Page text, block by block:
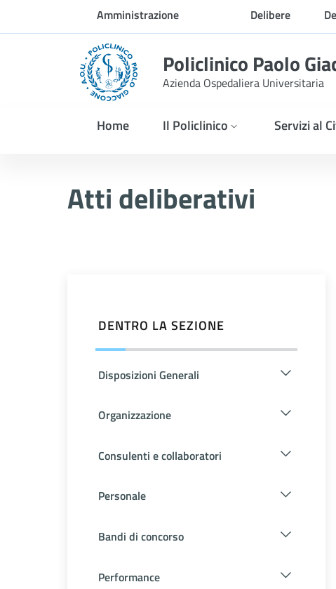
Skip to Main ContentAmministrazione
trasparente
Delibere
Policlinico Paolo
Azienda Ospedaliera Universitaria
Home Il Policlinico Servizi al
Atti deliberativi
DENTRO LA SEZIONE
Disposizioni Generali
Organizzazione
Consulenti e collaboratori
Personale
Bandi di concorso
Performance